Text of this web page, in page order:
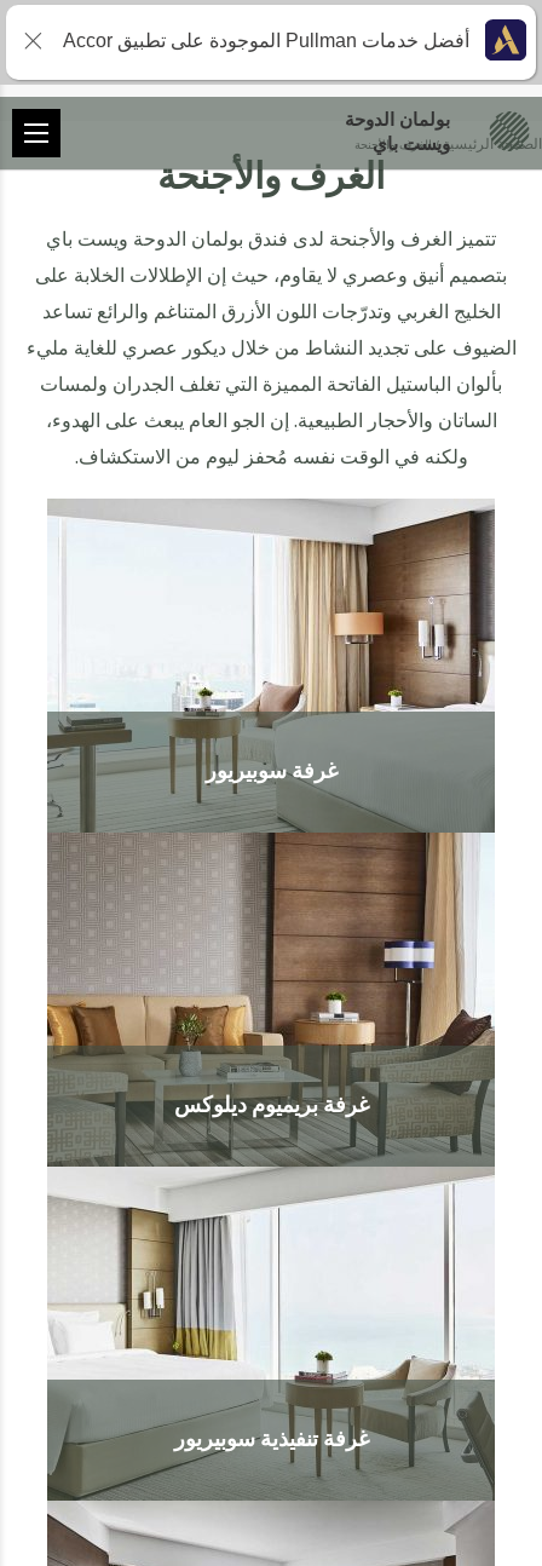
الصفحة الرئيسية الغرف والأجنحة
الغرف والأجنحة
تتميز الغرف والأجنحة لدى فندق بولمان الدوحة ويست باي
بتصميم أنيق وعصري لا يقاوم، حيث إن الإطلالات الخلابة على
الخليج الغربي وتدرّجات اللون الأزرق المتناغم والرائع تساعد
الضيوف على تجديد النشاط من خلال ديكور عصري للغاية مليء
بألوان الباستيل الفاتحة المميزة التي تغلف الجدران ولمسات
الساتان والأحجار الطبيعية. إن الجو العام يبعث على الهدوء،
ولكنه في الوقت نفسه مُحفز ليوم من الاستكشاف.
غرفة سوبيريور
غرفة بريميوم ديلوكس
غرفة تنفيذية سوبيريور
بولمان الدوحة
ويست باي
أفضل خدمات Pullman الموجودة على تطبيق Accor